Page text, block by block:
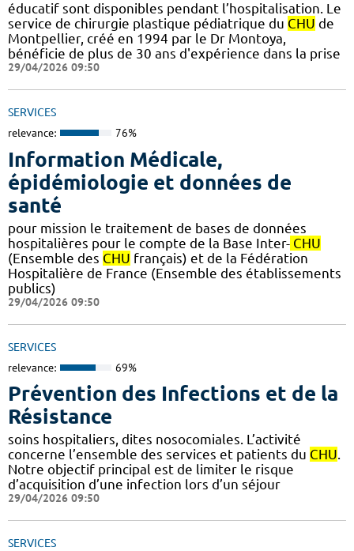
éducatif sont disponibles pendant l’hospitalisation. Le
service de chirurgie plastique pédiatrique du CHU de
Montpellier, créé en 1994 par le Dr Montoya,
bénéficie de plus de 30 ans d'expérience dans la prise
29/04/2026 09:50
SERVICES
relevance: 76%
Information Médicale,
épidémiologie et données de
santé
pour mission le traitement de bases de données
hospitalières pour le compte de la Base Inter- CHU
(Ensemble des CHU français) et de la Fédération
Hospitalière de France (Ensemble des établissements
publics)
29/04/2026 09:50
SERVICES
relevance: 69%
Prévention des Infections et de la
Résistance
soins hospitaliers, dites nosocomiales. L’activité
concerne l’ensemble des services et patients du CHU.
Notre objectif principal est de limiter le risque
d’acquisition d’une infection lors d’un séjour
29/04/2026 09:50
SERVICES